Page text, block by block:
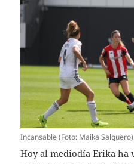
Incansable (Foto: Maika Salguero)
Hoy al mediodía Erika ha